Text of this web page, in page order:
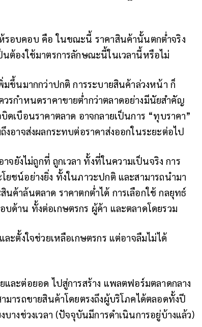
อบคอบ คือ ในขณะนี้ ราคาสินค้านั้นตกต่ำจริง
ต้องใช้มาตรการลักษณะนี้ในเวลานี้หรือไม่
มขึ้นมากกว่าปกติ การระบายสินค้าล่วงหน้า ก็
วรกำหนดราคาขายต่ำกว่าตลาดอย่างมีนัยสำคัญ
ดเบือนราคาตลาด อาจกลายเป็นการ “ทุบราคา”
อาจส่งผลกระทบต่อราคาส่งออกในระยะต่อไป
จยังไม่ถูกที่ ถูกเวลา ทั้งที่ในความเป็นจริง การ
ชน์อย่างยิ่ง ทั้งในภาวะปกติ และสามารถนำมา
ค้าล้นตลาด ราคาตกต่ำได้ การเลือกใช้ กลยุทธ์
ด้าน ทั้งต่อเกษตรกร ผู้ค้า และตลาดโดยรวม
ะตั้งใจช่วยเหลือเกษตรกร แต่อาจลืมไม่ได้
ละต่อยอด ไปสู่การสร้าง แพลตฟอร์มตลาดกลาง
มารถขายสินค้าโดยตรงถึงผู้บริโภคได้ตลอดทั้งปี
างช่วงเวลา (ปัจจุบันมีการดำเนินการอยู่บ้างแล้ว)